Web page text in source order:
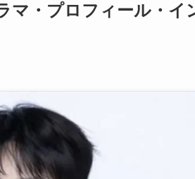
マ・プロフィール・イ